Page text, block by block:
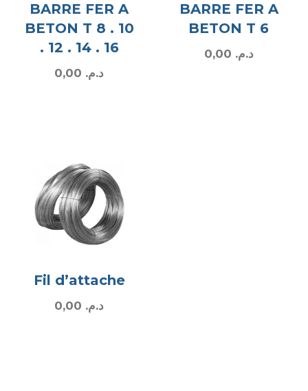
BARRE FER A
BETON T 8 . 10
. 12 . 14 . 16
د.م.
BARRE FER A
BETON T 6
د.م.
Fil d’attache
د.م.